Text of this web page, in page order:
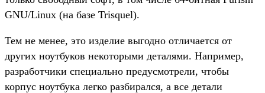
GNU/Linux (на базе Trisquel).
Тем не менее, это изделие выгодно отличается от
других ноутбуков некоторыми деталями. Например,
разработчики специально предусмотрели, чтобы
корпус ноутбука легко разбирался, а все детали